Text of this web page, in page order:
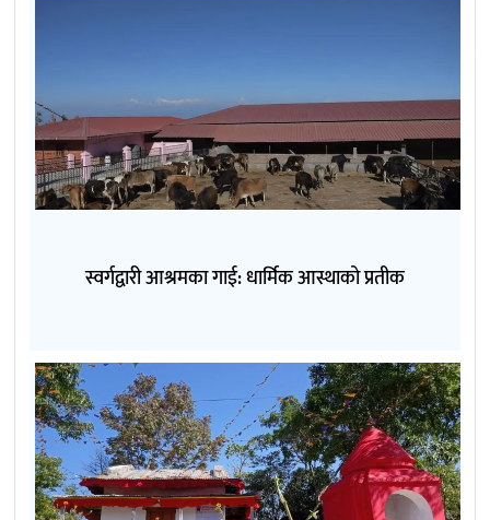
स्वर्गद्वारी आश्रमका गाई: धार्मिक आस्थाको प्रतीक